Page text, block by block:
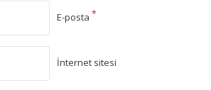
E-posta *
İnternet sitesi